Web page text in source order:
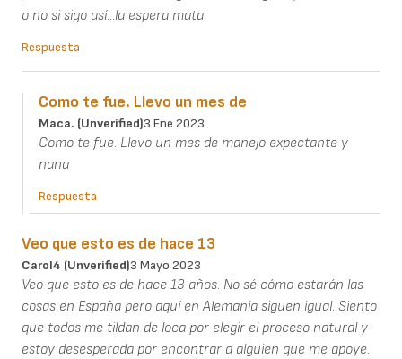
o no si sigo así...la espera mata
Respuesta
Como te fue. Llevo un mes de
Maca. (unverified)3 Ene 2023
Como te fue. Llevo un mes de manejo expectante y
nana
Respuesta
Veo que esto es de hace 13
Carol4 (unverified)3 Mayo 2023
Veo que esto es de hace 13 años. No sé cómo estarán las
cosas en España pero aquí en Alemania siguen igual. Siento
que todos me tildan de loca por elegir el proceso natural y
estoy desesperada por encontrar a alguien que me apoye.